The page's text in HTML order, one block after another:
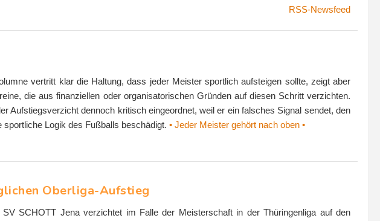
RSS-Newsfeed
vertritt klar die Haltung, dass jeder Meister sportlich aufsteigen sollte, zeigt aber
die aus finanziellen oder organisatorischen Gründen auf diesen Schritt verzichten.
Aufstiegsverzicht dennoch kritisch eingeordnet, weil er ein falsches Signal sendet, den
Logik des Fußballs beschädigt. • Jeder Meister gehört nach oben •
Oberliga-Aufstieg
SCHOTT Jena verzichtet im Falle der Meisterschaft in der Thüringenliga auf den